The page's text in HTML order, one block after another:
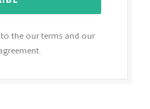
the our terms and our